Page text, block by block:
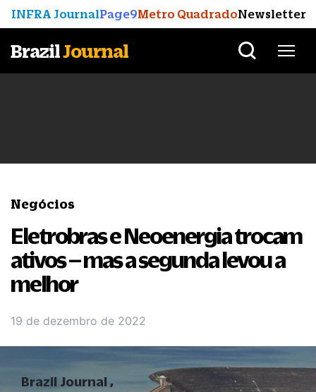
INFRA JournalPage9Metro QuadradoNewsletter
BrazilJournal
Negócios
Eletrobras e Neoenergia trocam
ativos – mas a segunda levou a
melhor
19 de dezembro de 2022
Brazil Journal